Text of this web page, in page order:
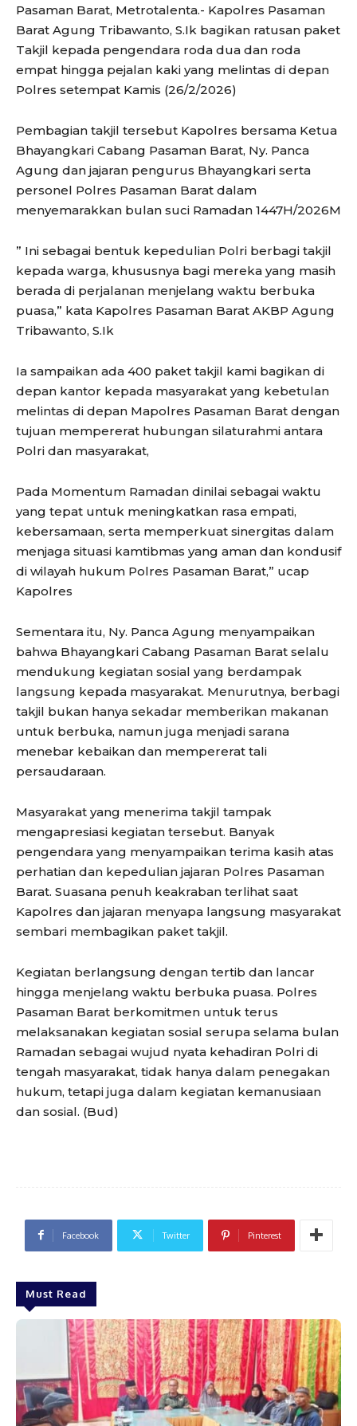
Pasaman Barat, Metrotalenta.- Kapolres Pasaman
Barat Agung Tribawanto, S.Ik bagikan ratusan paket
Takjil kepada pengendara roda dua dan roda
empat hingga pejalan kaki yang melintas di depan
Polres setempat Kamis (26/2/2026)
Pembagian takjil tersebut Kapolres bersama Ketua
Bhayangkari Cabang Pasaman Barat, Ny. Panca
Agung dan jajaran pengurus Bhayangkari serta
personel Polres Pasaman Barat dalam
menyemarakkan bulan suci Ramadan 1447H/2026M
” Ini sebagai bentuk kepedulian Polri berbagi takjil
kepada warga, khususnya bagi mereka yang masih
berada di perjalanan menjelang waktu berbuka
puasa,” kata Kapolres Pasaman Barat AKBP Agung
Tribawanto, S.Ik
Ia sampaikan ada 400 paket takjil kami bagikan di
depan kantor kepada masyarakat yang kebetulan
melintas di depan Mapolres Pasaman Barat dengan
tujuan mempererat hubungan silaturahmi antara
Polri dan masyarakat,
Pada Momentum Ramadan dinilai sebagai waktu
yang tepat untuk meningkatkan rasa empati,
kebersamaan, serta memperkuat sinergitas dalam
menjaga situasi kamtibmas yang aman dan kondusif
di wilayah hukum Polres Pasaman Barat,” ucap
Kapolres
Sementara itu, Ny. Panca Agung menyampaikan
bahwa Bhayangkari Cabang Pasaman Barat selalu
mendukung kegiatan sosial yang berdampak
langsung kepada masyarakat. Menurutnya, berbagi
takjil bukan hanya sekadar memberikan makanan
untuk berbuka, namun juga menjadi sarana
menebar kebaikan dan mempererat tali
persaudaraan.
Masyarakat yang menerima takjil tampak
mengapresiasi kegiatan tersebut. Banyak
pengendara yang menyampaikan terima kasih atas
perhatian dan kepedulian jajaran Polres Pasaman
Barat. Suasana penuh keakraban terlihat saat
Kapolres dan jajaran menyapa langsung masyarakat
sembari membagikan paket takjil.
Kegiatan berlangsung dengan tertib dan lancar
hingga menjelang waktu berbuka puasa. Polres
Pasaman Barat berkomitmen untuk terus
melaksanakan kegiatan sosial serupa selama bulan
Ramadan sebagai wujud nyata kehadiran Polri di
tengah masyarakat, tidak hanya dalam penegakan
hukum, tetapi juga dalam kegiatan kemanusiaan
dan sosial. (Bud)
Facebook Twitter Pinterest
Must Read